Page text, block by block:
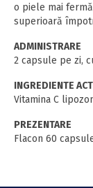
o piele mai
superioară
ADMINISTRARE
2 capsule pe zi,
INGREDIENTE
Vitamina C
PREZENTARE
Flacon 60